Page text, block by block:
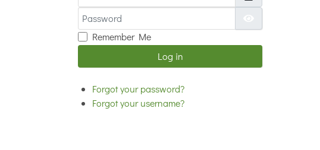
Password
Remember Me
Log in
Forgot your password?
Forgot your username?